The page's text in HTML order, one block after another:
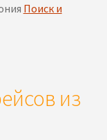
Поиск и
из